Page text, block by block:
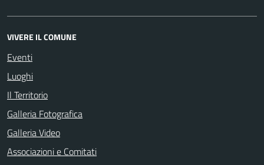
VIVERE IL COMUNE
Eventi
Luoghi
Il Territorio
Galleria Fotografica
Galleria Video
Associazioni e Comitati